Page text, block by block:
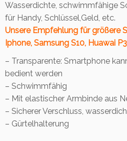
a
s
s
e
d
i
c
Wasserdichte, schwimmfähige
für Handy, Schlüssel,Geld, etc.
Unsere Empfehlung für größere
Iphone, Samsung S10, Huawai
– Transparente: Smartphone
bedient werden
– Schwimmfähig
– Mit elastischer Armbinde aus
– Sicherer Verschluss,
– Gürtelhalterung